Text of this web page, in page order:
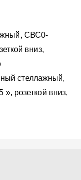
CВС0-
вниз,
стеллажный,
розеткой вниз,